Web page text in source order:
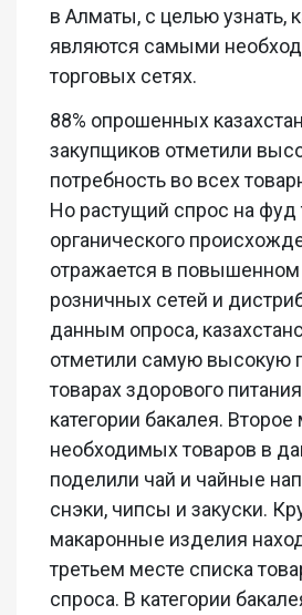
в Алматы, с целью узнать,
являются самыми
торговых сетях.
88% опрошенных
закупщиков отметили
потребность во всех
Но растущий спрос на фуд
органического
отражается в
розничных сетей и
данным опроса,
отметили самую высокую
товарах здорового
категории бакалея.
необходимых товаров в
поделили чай и чайные
снэки, чипсы и закуски.
макаронные изделия
третьем месте списка
спроса. В категории